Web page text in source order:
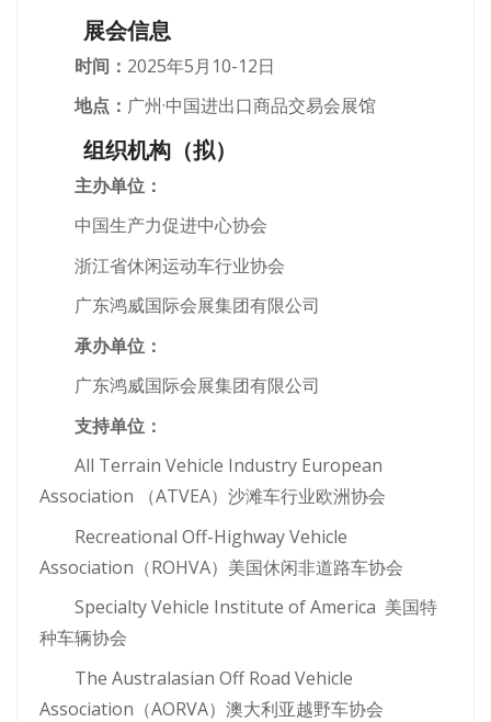
展会信息
时间： 2025年5月10-12日
地点： 广州·中国进出口商品交易会展馆
组织机构（拟）
主办单位：
中国生产力促进中心协会
浙江省休闲运动车行业协会
广东鸿威国际会展集团有限公司
承办单位：
广东鸿威国际会展集团有限公司
支持单位：
All Terrain Vehicle Industry European
Association （ATVEA）沙滩车行业欧洲协会
Recreational Off-Highway Vehicle
Association（ROHVA）美国休闲非道路车协会
Specialty Vehicle Institute of America 美国特
种车辆协会
The Australasian Off Road Vehicle
Association（AORVA）澳大利亚越野车协会